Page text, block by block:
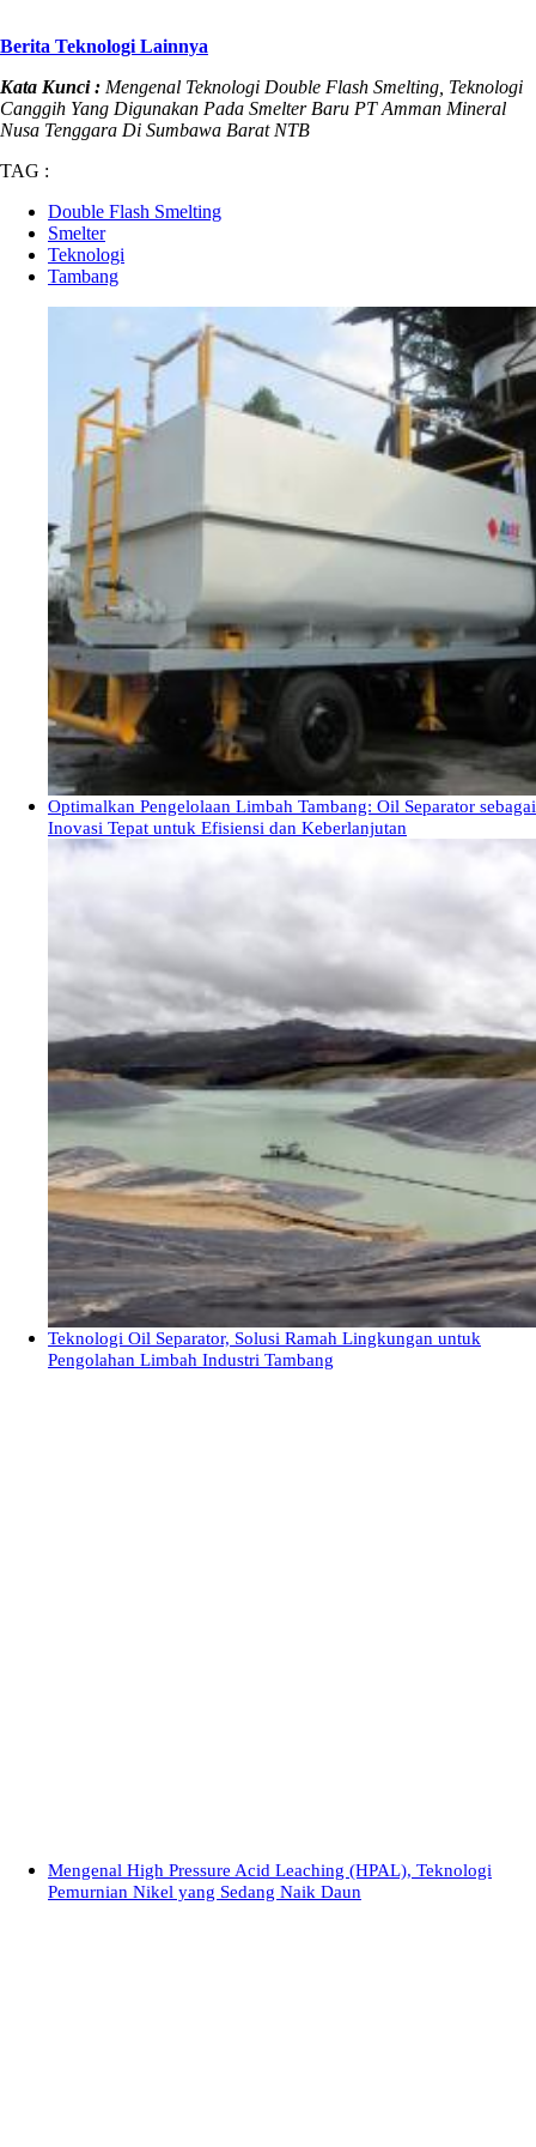
Berita Teknologi Lainnya
Kata Kunci : Mengenal Teknologi Double Flash Smelting, Teknologi
Canggih Yang Digunakan Pada Smelter Baru PT Amman Mineral
Nusa Tenggara Di Sumbawa Barat NTB
TAG :
Double Flash Smelting
Smelter
Teknologi
Tambang
Optimalkan Pengelolaan Limbah Tambang: Oil Separator sebagai
Inovasi Tepat untuk Efisiensi dan Keberlanjutan
Teknologi Oil Separator, Solusi Ramah Lingkungan untuk
Pengolahan Limbah Industri Tambang
Mengenal High Pressure Acid Leaching (HPAL), Teknologi
Pemurnian Nikel yang Sedang Naik Daun